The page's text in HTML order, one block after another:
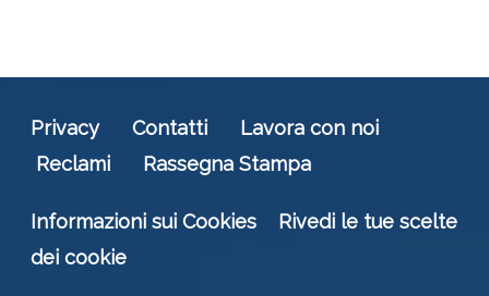
Privacy Contatti
Lavora con noi
Reclami
Rassegna Stampa
Informazioni sui Cookies
Rivedi le tue scelte
dei cookie